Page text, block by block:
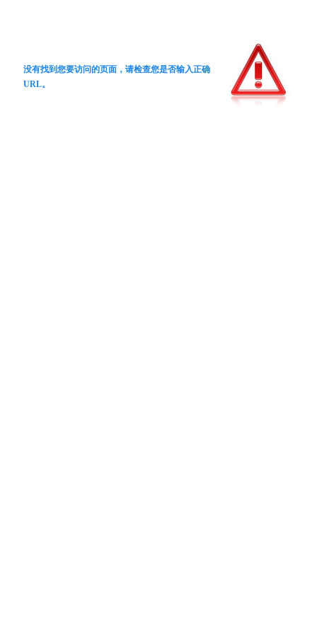
没有找到您要访问的页面，请检查您是否输入正确
URL。